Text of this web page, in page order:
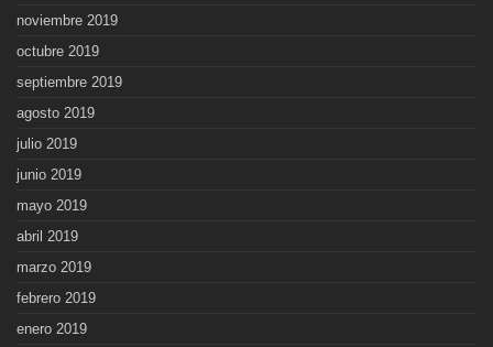
noviembre 2019
octubre 2019
septiembre 2019
agosto 2019
julio 2019
junio 2019
mayo 2019
abril 2019
marzo 2019
febrero 2019
enero 2019